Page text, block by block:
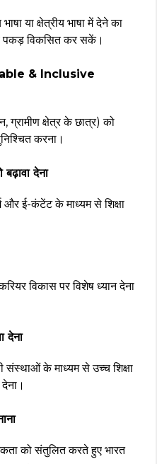
या क्षेत्रीय भाषा में देने का
पकड़ विकसित कर सकें।
& Inclusive
ग्रामीण क्षेत्र के छात्र) को
करना।
देना
और ई-कंटेंट के माध्यम से शिक्षा
विकास पर विशेष ध्यान देना
देना
संस्थाओं के माध्यम से उच्च शिक्षा
को संतुलित करते हुए भारत